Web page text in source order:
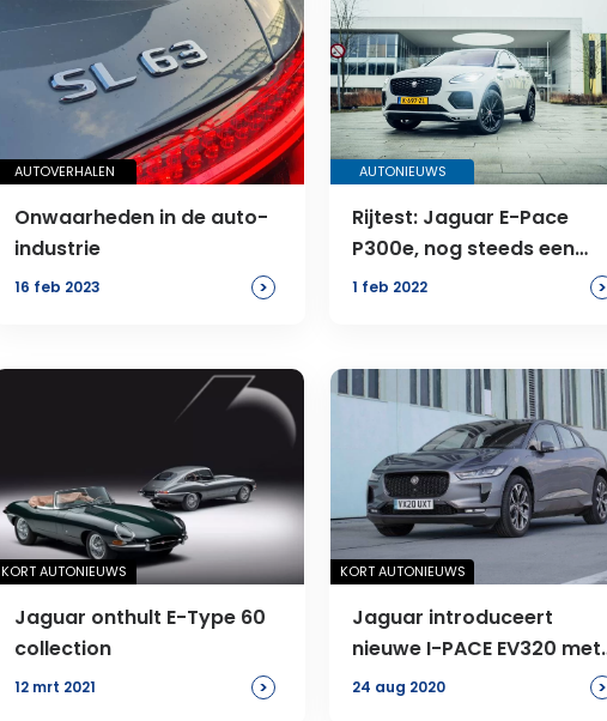
AUTOVERHALEN
Onwaarheden in de auto-
industrie
16 feb 2023 >
AUTONIEUWS
Rijtest: Jaguar E-Pace
P300e, nog steeds een
echte Jag?
1 feb 2022 >
KORT AUTONIEUWS
Jaguar onthult E-Type 60
collection
12 mrt 2021 >
KORT AUTONIEUWS
Jaguar introduceert
nieuwe I-PACE EV320 met
3-fase lader.
24 aug 2020 >